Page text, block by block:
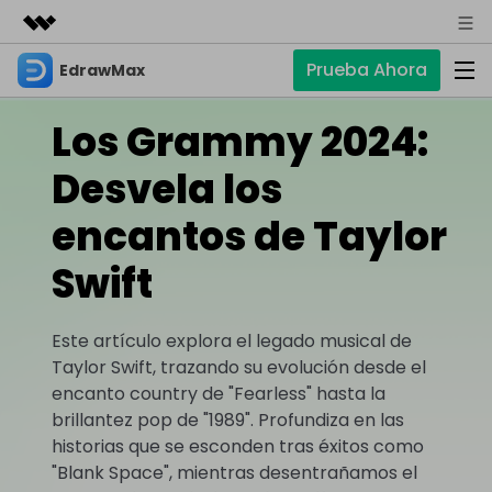
Productos destacados
Utilidades
Empresas
Soluciones
Quiénes somos
Sala de prensa
Tienda
Soporte
EdrawMax Prueba Ahora
Productos
EdrawMax
¿Necesitas la versión en línea? Haz clic aquí
EdrawMind
Mapas mentales y lluvia de ideas
Soluciones
Para diagramas
Diagrama de flujo
Diagrama P&ID
Diagrama UML
Para mapas mentales
Mapa mental
IA para diagramas
Diagrama de IA
Chat de IA
Diagrama de flujo de IA
PowerPoint de IA
Blog
Artículos
Artículos sobre diagramas
Tendencia
Soporte
Guía
Descubre cómo aprovechar nuestras herramientas.
Para EdrawMax >
Negocios
Los Grammy 2024:
Desvela los
encantos de Taylor
Swift
Este artículo explora el legado musical de
Taylor Swift, trazando su evolución desde el
encanto country de "Fearless" hasta la
brillantez pop de "1989". Profundiza en las
historias que se esconden tras éxitos como
"Blank Space", mientras desentrañamos el